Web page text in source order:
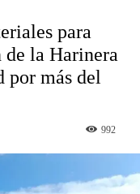
para
la Harinera
por más del
992